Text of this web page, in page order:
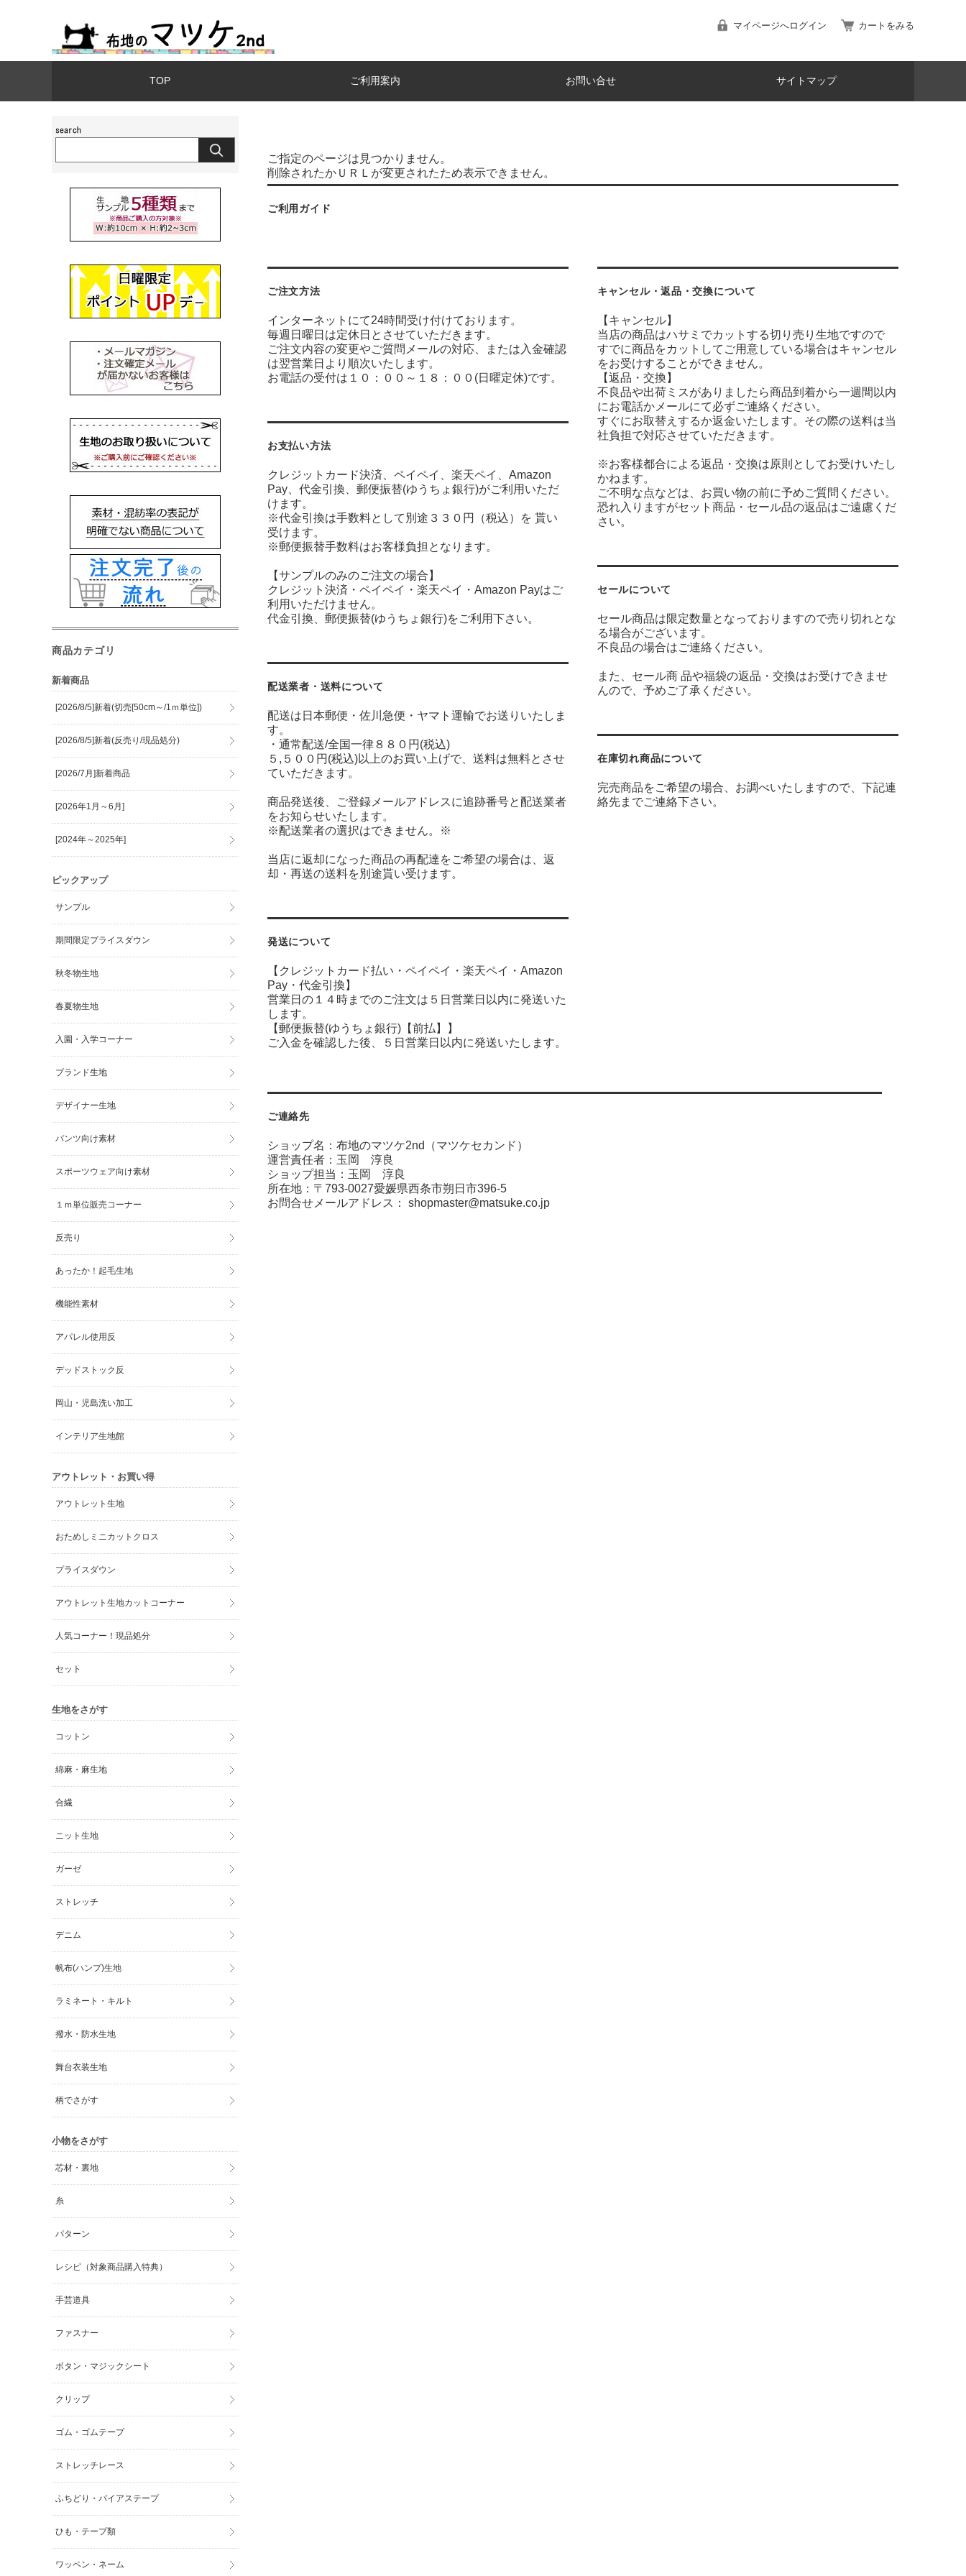
マイページへログイン カートをみる
TOP ご利用案内 お問い合せ サイトマップ
ご指定のページは見つかりません。
削除されたかＵＲＬが変更されたため表示できません。
ご利用ガイド
ご注文方法
インターネットにて24時間受け付けております。
毎週日曜日は定休日とさせていただきます。
ご注文内容の変更やご質問メールの対応、または入金確認
は翌営業日より順次いたします。
お電話の受付は１０：００～１８：００(日曜定休)です。
お支払い方法
クレジットカード決済、ペイペイ、楽天ペイ、Amazon
Pay、代金引換、郵便振替(ゆうちょ銀行)がご利用いただ
けます。
※代金引換は手数料として別途３３０円（税込）を 貰い
受けます。
※郵便振替手数料はお客様負担となります。
【サンプルのみのご注文の場合】
クレジット決済・ペイペイ・楽天ペイ・Amazon Payはご
利用いただけません。
代金引換、郵便振替(ゆうちょ銀行)をご利用下さい。
配送業者・送料について
配送は日本郵便・佐川急便・ヤマト運輸でお送りいたしま
す。
・通常配送/全国一律８８０円(税込)
５,５００円(税込)以上のお買い上げで、送料は無料とさせ
ていただきます。
商品発送後、ご登録メールアドレスに追跡番号と配送業者
をお知らせいたします。
※配送業者の選択はできません。※
当店に返却になった商品の再配達をご希望の場合は、返
却・再送の送料を別途貰い受けます。
発送について
【クレジットカード払い・ペイペイ・楽天ペイ・ Amazon
Pay・ 代金引換】
営業日の１４時までのご注文は５日営業日以内に発送いた
します。
【郵便振替(ゆうちょ銀行)【前払】】
ご入金を確認した後、５日営業日以内に発送いたします。
キャンセル・返品・交換について
【キャンセル】
当店の商品はハサミでカットする切り売り生地ですので
すでに商品をカットしてご用意している場合はキャンセル
をお受けすることができません。
【返品・交換】
不良品や出荷ミスがありましたら商品到着から一週間以内
にお電話かメールにて必ずご連絡ください。
すぐにお取替えするか返金いたします。その際の送料は当
社負担で対応させていただきます。
※お客様都合による返品・交換は原則としてお受けいたし
かねます。
ご不明な点などは、お買い物の前に予めご質問ください。
恐れ入りますがセット商品・セール品の返品はご遠慮くだ
さい。
セールについて
セール商品は限定数量となっておりますので売り切れとな
る場合がございます。
不良品の場合はご連絡ください。
また、セール商 品や福袋の返品・交換はお受けできませ
んので、予めご了承ください。
在庫切れ商品について
完売商品をご希望の場合、お調べいたしますので、下記連
絡先までご連絡下さい。
ご連絡先
ショップ名：布地のマツケ2nd（マツケセカンド）
運営責任者：玉岡 淳良
ショップ担当：玉岡 淳良
所在地：〒793-0027愛媛県西条市朔日市396-5
お問合せメールアドレス： shopmaster@matsuke.co.jp
商品カテゴリ
新着商品
[2026/8/5]新着(切売[50cm～/1ｍ単位])
[2026/8/5]新着(反売り/現品処分)
[2026/7月]新着商品
[2026年1月～6月]
[2024年～2025年]
ピックアップ
サンプル
期間限定プライスダウン
秋冬物生地
春夏物生地
入園・入学コーナー
ブランド生地
デザイナー生地
パンツ向け素材
スポーツウェア向け素材
１ｍ単位販売コーナー
反売り
あったか！起毛生地
機能性素材
アパレル使用反
デッドストック反
岡山・児島洗い加工
インテリア生地館
アウトレット・お買い得
アウトレット生地
おためしミニカットクロス
プライスダウン
アウトレット生地カットコーナー
人気コーナー！現品処分
セット
生地をさがす
コットン
綿麻・麻生地
合繊
ニット生地
ガーゼ
ストレッチ
デニム
帆布(ハンプ)生地
ラミネート・キルト
撥水・防水生地
舞台衣装生地
柄でさがす
小物をさがす
芯材・裏地
糸
パターン
レシピ（対象商品購入特典）
手芸道具
ファスナー
ボタン・マジックシート
クリップ
ゴム・ゴムテープ
ストレッチレース
ふちどり・バイアステープ
ひも・テープ類
ワッペン・ネーム